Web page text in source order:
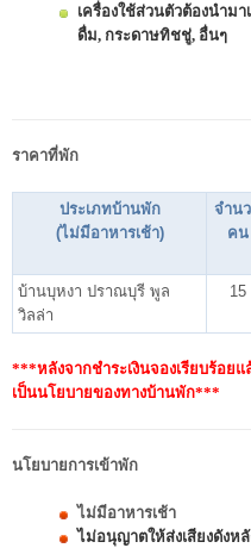
เครื่องใช้ส่วนตัวต้องนำม
ดื่ม, กระดาษทิชชู่, อื่นๆ
ราคาที่พัก
ประเภทบ้านพัก
(ไม่มีอาหารเช้า)
จำน
คน
บ้านบุหงา ปราณบุรี พูล
วิลล่า
15
***หลังจากชำระเงินจองเรียบร้อย
เป็นนโยบายของทางบ้านพัก***
นโยบายการเข้าพัก
ไม่มีอาหารเช้า
ไม่อนุญาตให้ส่งเสียงดังหลั